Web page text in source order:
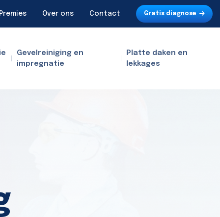
Over ons Contact Gratis diagnose
Gevelreiniging en
impregnatie
Platte daken en
lekkages